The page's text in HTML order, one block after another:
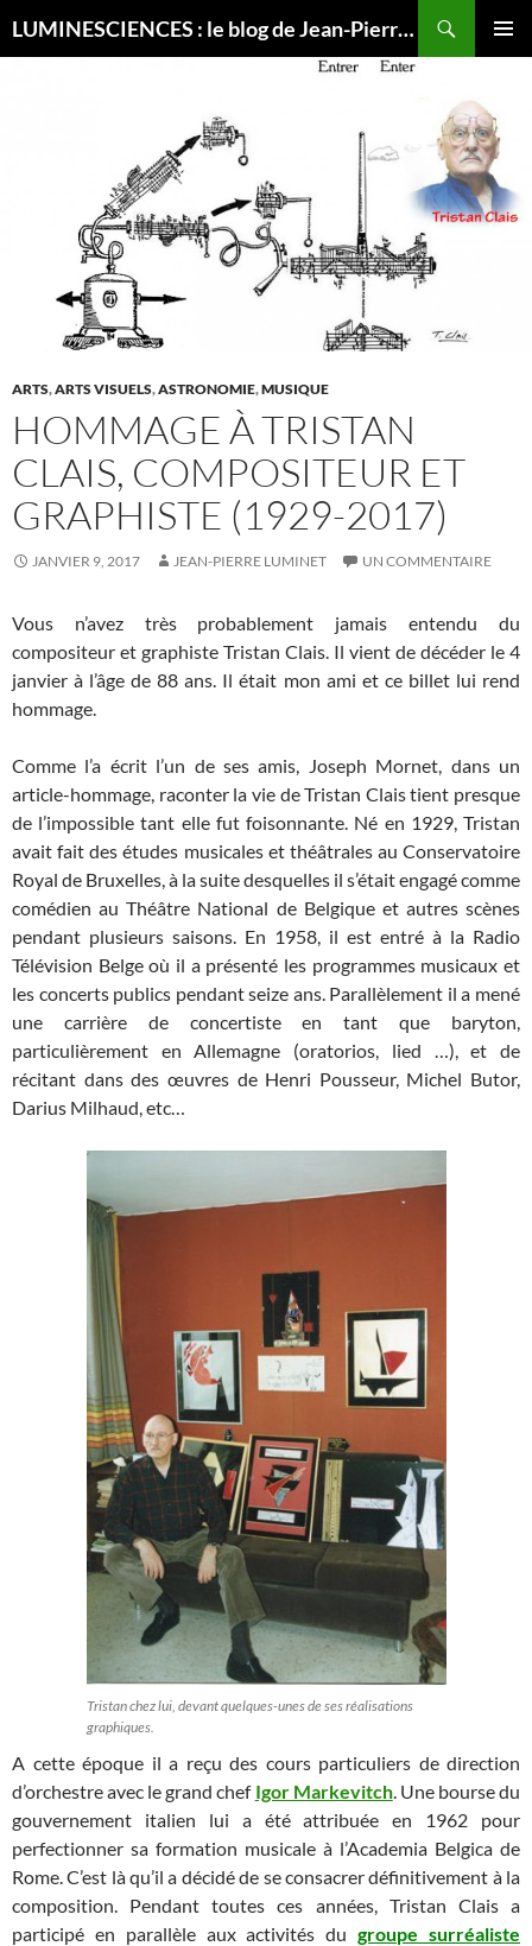
LUMINESCIENCES : le blog de Jean-Pierre LUMINET, astrophysicien
ARTS,ARTS VISUELS,ASTRONOMIE,MUSIQUE
HOMMAGE À TRISTAN
CLAIS, COMPOSITEUR ET
GRAPHISTE (1929-2017)
JANVIER 9, 2017 JEAN-PIERRE LUMINET UN COMMENTAIRE
Vous n’avez très probablement jamais entendu du
compositeur et graphiste Tristan Clais. Il vient de décéder le 4
janvier à l’âge de 88 ans. Il était mon ami et ce billet lui rend
hommage.
Comme l’a écrit l’un de ses amis, Joseph Mornet, dans un
article-hommage, raconter la vie de Tristan Clais tient presque
de l’impossible tant elle fut foisonnante. Né en 1929, Tristan
avait fait des études musicales et théâtrales au Conservatoire
Royal de Bruxelles, à la suite desquelles il s’était engagé comme
comédien au Théâtre National de Belgique et autres scènes
pendant plusieurs saisons. En 1958, il est entré à la Radio
Télévision Belge où il a présenté les programmes musicaux et
les concerts publics pendant seize ans. Parallèlement il a mené
une carrière de concertiste en tant que baryton,
particulièrement en Allemagne (oratorios, lied …), et de
récitant dans des œuvres de Henri Pousseur, Michel Butor,
Darius Milhaud, etc…
Tristan chez lui, devant quelques-unes de ses réalisations
graphiques.
A cette époque il a reçu des cours particuliers de direction
d’orchestre avec le grand chef Igor Markevitch. Une bourse du
gouvernement italien lui a été attribuée en 1962 pour
perfectionner sa formation musicale à l’Academia Belgica de
Rome. C’est là qu’il a décidé de se consacrer définitivement à la
composition. Pendant toutes ces années, Tristan Clais a
participé en parallèle aux activités dugroupe surréaliste